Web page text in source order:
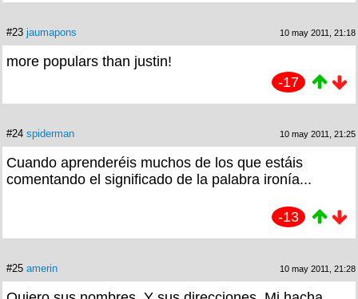
#23 jaumapons 10 may 2011, 21:18
more populars than justin!
-17
#24 spiderman 10 may 2011, 21:25
Cuando aprenderéis muchos de los que estáis
comentando el significado de la palabra ironía...
-13
#25 amerin 10 may 2011, 21:28